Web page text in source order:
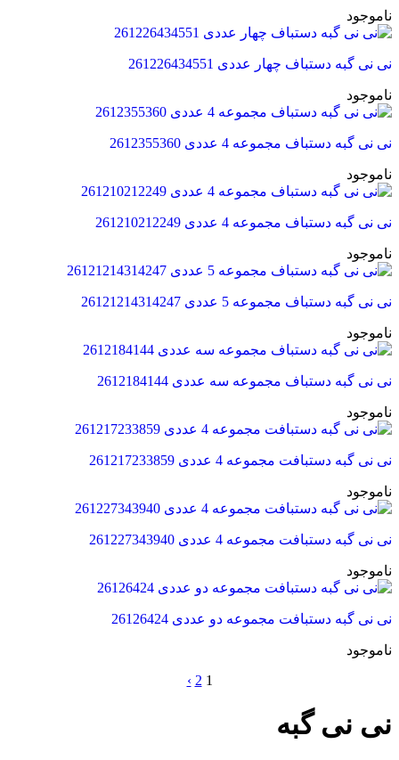
ناموجود
نی نی گبه دستباف چهار عددی 261226434551
ناموجود
نی نی گبه دستباف مجموعه 4 عددی 2612355360
ناموجود
نی نی گبه دستباف مجموعه 4 عددی 261210212249
ناموجود
نی نی گبه دستباف مجموعه 5 عددی 26121214314247
ناموجود
نی نی گبه دستباف مجموعه سه عددی 2612184144
ناموجود
نی نی گبه دستبافت مجموعه 4 عددی 261217233859
ناموجود
نی نی گبه دستبافت مجموعه 4 عددی 261227343940
ناموجود
نی نی گبه دستبافت مجموعه دو عددی 26126424
ناموجود
1
2
›
نی نی گبه